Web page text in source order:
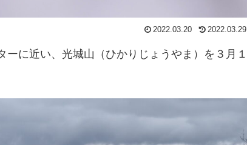
2022.03.20 2022.03.29
に近い、光城山（ひかりじょうやま）を３月１